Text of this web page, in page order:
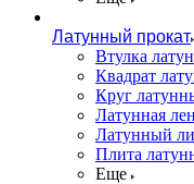
Латунный прокат
Втулка
Квадрат
Круг
Латунная
Латунный
Плита
Еще